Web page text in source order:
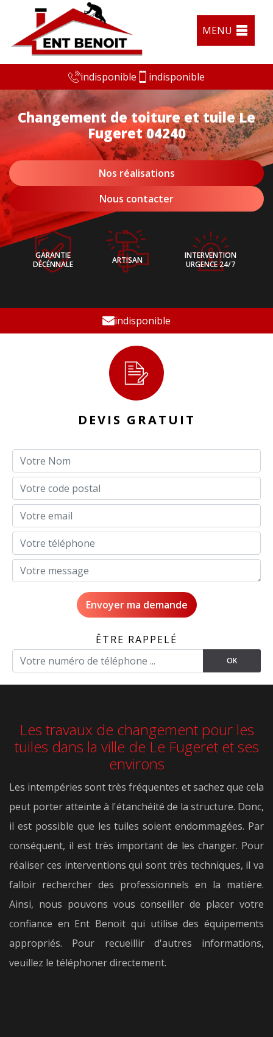
MENU
indisponible indisponible
Changement de toiture et tuile Le
Fugeret 04240
Nos réalisations
Nous contacter
GARANTIE
DÉCÉNNALE
ARTISAN
INTERVENTION
URGENCE 24/7
indisponible
DEVIS GRATUIT
ÊTRE RAPPELÉ
Les travaux de changement pour les
tuiles dans la ville de Le Fugeret et ses
environs
Les intempéries sont très fréquentes et sachez que cela
peut porter atteinte à l'étanchéité de la structure. Donc,
il est possible que les tuiles soient endommagées. Par
conséquent, il est très important de les changer. Pour
réaliser ces interventions qui sont très techniques, il va
falloir rechercher des professionnels en la matière.
Ainsi, nous pouvons vous conseiller de placer votre
confiance en Ent Benoit qui utilise des équipements
appropriés. Pour recueillir d'autres informations,
veuillez le téléphoner directement.